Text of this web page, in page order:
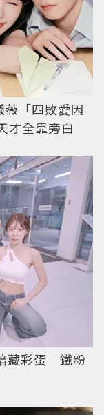
「四敗愛因
才全靠旁白
藏彩蛋 鐵粉